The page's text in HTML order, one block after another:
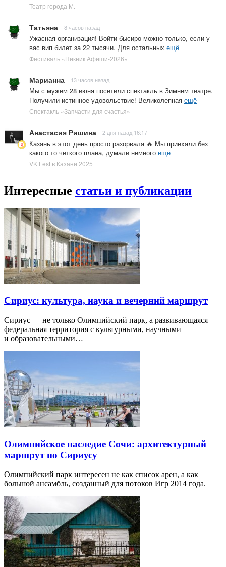
Театр города М.
Татьяна 8 часов назад
Ужасная организация! Войти бысиро можно только, если у
вас вип билет за 22 тысячи. Для остальных ещё
Фестиваль «Пикник Афиши-2026»
Марианна 13 часов назад
Мы с мужем 28 июня посетили спектакль в Зимнем театре.
Получили истинное удовольствие! Великолепная ещё
Спектакль «Запчасти для счастья»
Анастасия Ришина 2 дня назад 16:17
Казань в этот день просто разорвала 🔥 Мы приехали без
какого то четкого плана, думали немного ещё
VK Fest в Казани 2025
Интересные статьи и публикации
Сириус: культура, наука и вечерний маршрут
Сириус — не только Олимпийский парк, а развивающаяся
федеральная территория с культурными, научными
и образовательными…
Олимпийское наследие Сочи: архитектурный
маршрут по Сириусу
Олимпийский парк интересен не как список арен, а как
большой ансамбль, созданный для потоков Игр 2014 года.